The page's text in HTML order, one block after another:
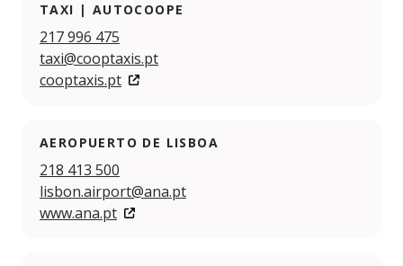
TAXI | AUTOCOOPE
217 996 475
taxi@cooptaxis.pt
cooptaxis.pt
AEROPUERTO DE LISBOA
218 413 500
lisbon.airport@ana.pt
www.ana.pt